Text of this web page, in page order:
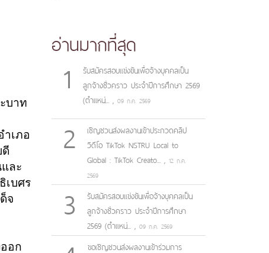
บาท
เภอ
ละ
เบศร
จ
อก
อ่านมากที่สุด
1
รับสมัครสอบแข่งขันเพื่อจ้างบุคคลเป็น
ลูกจ้างชั่วคราว ประจำปีการศึกษา 2569
(ตำแหน่... , 09 ก.ค. 2569
2
เชิญชวนส่งผลงานเข้าประกวดคลิป
วิดีโอ TikTok NSTRU Local to
Global : TikTok Creato... , 12 ก.ค.
2569
3
รับสมัครสอบแข่งขันเพื่อจ้างบุคคลเป็น
ลูกจ้างชั่วคราว ประจำปีการศึกษา
2569 (ตำแหน่... , 09 ก.ค. 2569
ขอเชิญชวนส่งผลงานเข้าร่วมการ